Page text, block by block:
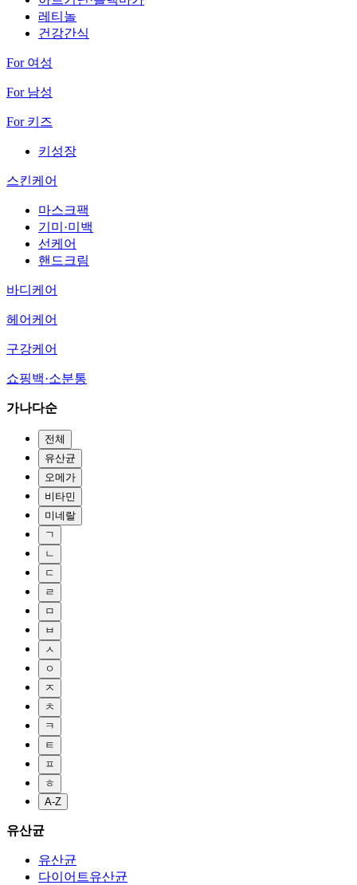
레티놀
건강간식
For 여성
For 남성
For 키즈
키성장
스킨케어
마스크팩
기미·미백
선케어
핸드크림
바디케어
헤어케어
구강케어
쇼핑백·소분통
가나다순
전체
유산균
오메가
비타민
미네랄
ㄱ
ㄴ
ㄷ
ㄹ
ㅁ
ㅂ
ㅅ
ㅇ
ㅈ
ㅊ
ㅋ
ㅌ
ㅍ
ㅎ
A-Z
유산균
유산균
다이어트유산균